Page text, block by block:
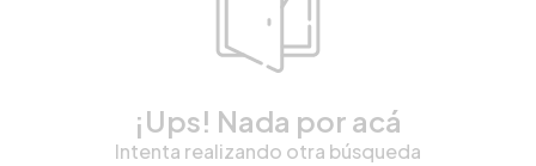
¡Ups! Nada por acá
Intenta realizando otra búsqueda